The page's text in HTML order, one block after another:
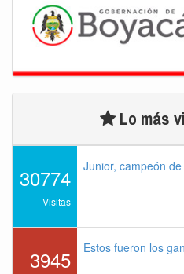
Lo más
30774
Visitas
Junior, campeón
3945 Estos fueron los